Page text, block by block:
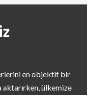
en objektif bir
aktarırken, ülkemize